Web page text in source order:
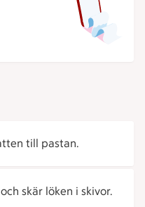
till pastan.
skär löken i skivor.